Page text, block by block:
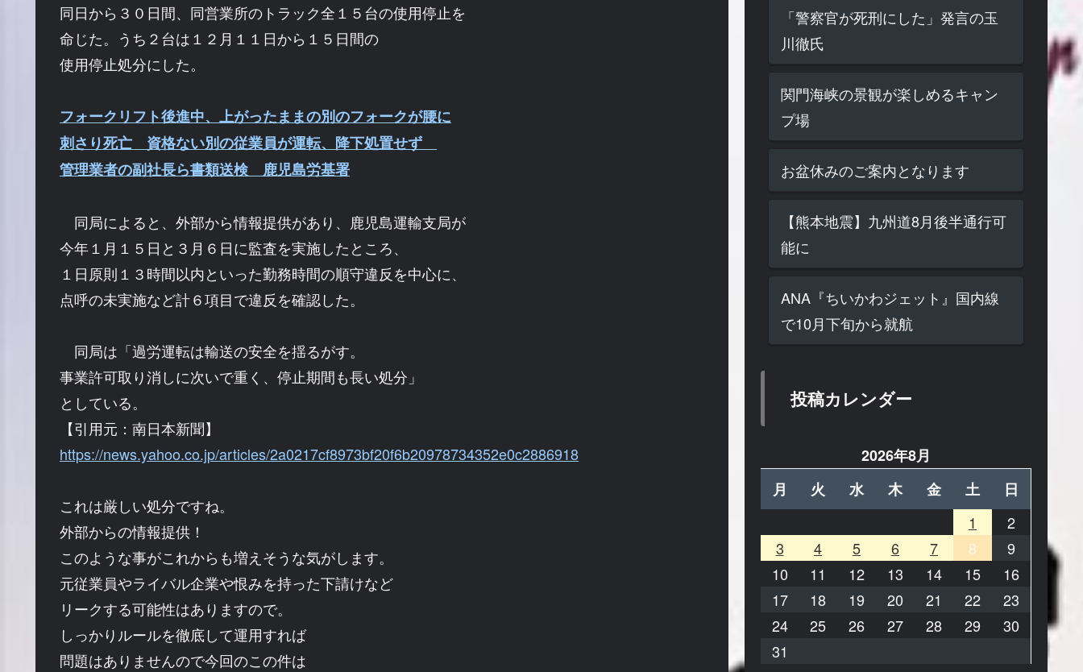
同日から３０日間、同営業所のトラック全１５台の使用停止を
命じた。うち２台は１２月１１日から１５日間の
使用停止処分にした。
フォークリフト後進中、上がったままの別のフォークが腰に
刺さり死亡 資格ない別の従業員が運転、降下処置せず
管理業者の副社長ら書類送検 鹿児島労基署
同局によると、外部から情報提供があり、鹿児島運輸支局が
今年１月１５日と３月６日に監査を実施したところ、
１日原則１３時間以内といった勤務時間の順守違反を中心に、
点呼の未実施など計６項目で違反を確認した。
同局は「過労運転は輸送の安全を揺るがす。
事業許可取り消しに次いで重く、停止期間も長い処分」
としている。
【引用元：南日本新聞】
https://news.yahoo.co.jp/articles/2a0217cf8973bf20f6b20978734352e0c2886918
これは厳しい処分ですね。
外部からの情報提供！
このような事がこれからも増えそうな気がします。
元従業員やライバル企業や恨みを持った下請けなど
リークする可能性はありますので。
しっかりルールを徹底して運用すれば
問題はありませんので今回のこの件は
「警察官が死刑にした」発言の玉
川徹氏
関門海峡の景観が楽しめるキャン
プ場
お盆休みのご案内となります
【熊本地震】九州道8月後半通行可
能に
ANA『ちいかわジェット』国内線
で10月下旬から就航
投稿カレンダー
2026年8月
月
火 水 木 金 土
日
1
2
3
4 5 6 7 8
9
10
11 12 13 14 15
16
17
18 19 20 21 22
23
24
25 26 27 28 29
30
31